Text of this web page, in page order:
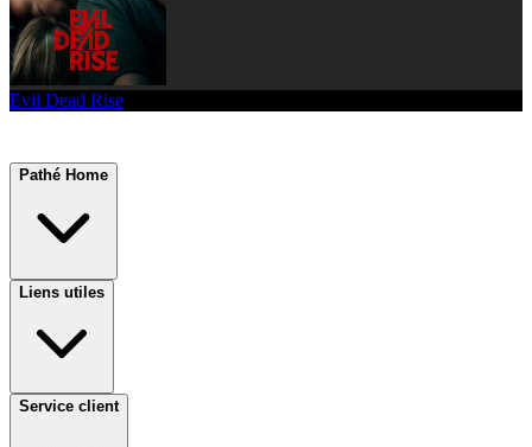
Evil Dead Rise
Pathé Home
Liens utiles
Service client